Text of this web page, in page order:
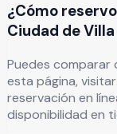
¿Cómo
Ciudad de
Puedes comparar
esta página,
reservación en
disponibilidad en